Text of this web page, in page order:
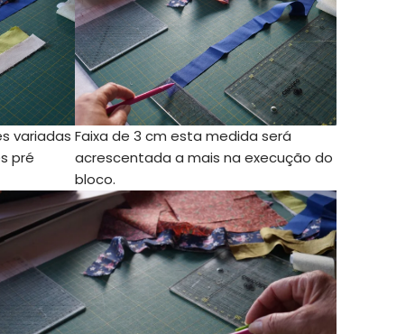
variadas
pré
Faixa de 3 cm esta medida será
acrescentada a mais na execução do
bloco.